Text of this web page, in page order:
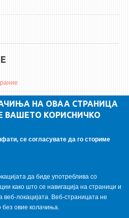
НА ОВАА СТРАНИЦА
ВАШЕТО КОРИСНИЧКО
се согласувате да го сториме
да биде употреблива со
како што се навигација на страници и
локацијата. Веб-страницата не
овие колачиња.